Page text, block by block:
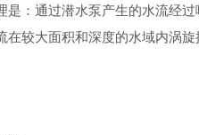
是：通过潜水泵产生的水流经
在较大面积和深度的水域内涡